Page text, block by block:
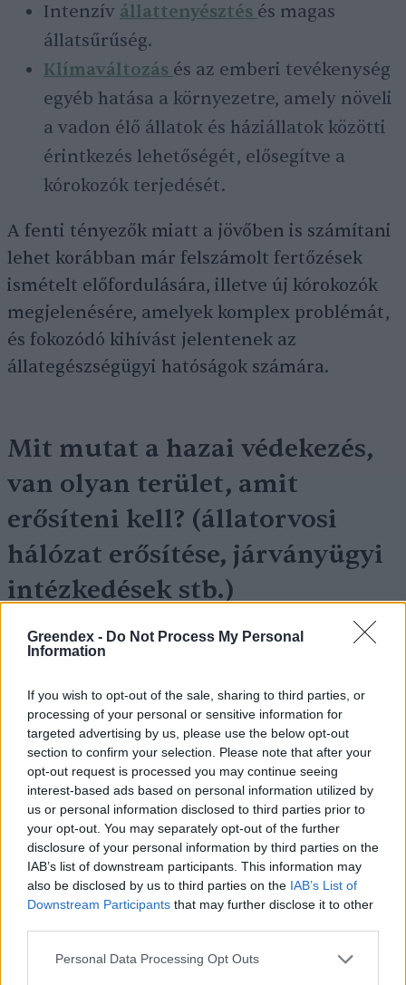
Greendex - Do Not Process My Personal
Information
If you wish to opt-out of the sale, sharing to third parties, or
processing of your personal or sensitive information for
targeted advertising by us, please use the below opt-out
section to confirm your selection. Please note that after your
opt-out request is processed you may continue seeing
interest-based ads based on personal information utilized by
us or personal information disclosed to third parties prior to
your opt-out. You may separately opt-out of the further
disclosure of your personal information by third parties on the
IAB’s list of downstream participants. This information may
also be disclosed by us to third parties on the IAB’s List of
Downstream Participants that may further disclose it to other
Personal Data Processing Opt Outs
Intenzív állattenyésztés és magas
állatsűrűség.
Klímaváltozás és az emberi tevékenység
egyéb hatása a környezetre, amely növeli
a vadon élő állatok és háziállatok közötti
érintkezés lehetőségét, elősegítve a
kórokozók terjedését.
A fenti tényezők miatt a jövőben is számítani
lehet korábban már felszámolt fertőzések
ismételt előfordulására, illetve új kórokozók
megjelenésére, amelyek komplex problémát,
és fokozódó kihívást jelentenek az
állategészségügyi hatóságok számára.
Mit mutat a hazai védekezés,
van olyan terület, amit
erősíteni kell? (állatorvosi
hálózat erősítése, járványügyi
intézkedések stb.)
A hatósági állatorvosi rendszerben dolgozó
végeznek, és meghatározó szerepet töltenek
be a védekezés sikerében. A jövőben a
kapacitás további bővítése és az informatikai
struktúra folyamatos fejlesztése még
biztosabb alapot teremt a kihívásokra való
felkészüléshez, valamint a gyors és hatékony
intézkedések megvalósításához.